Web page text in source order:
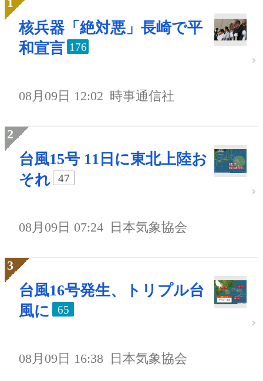
核兵器「絶対悪」長崎で平
和宣言 176
08月09日 12:02 時事通信社
台風15号 11日に東北上陸お
それ
47
08月09日 07:24 日本気象協会
台風16号発生、トリプル台
風に
65
08月09日 16:38 日本気象協会